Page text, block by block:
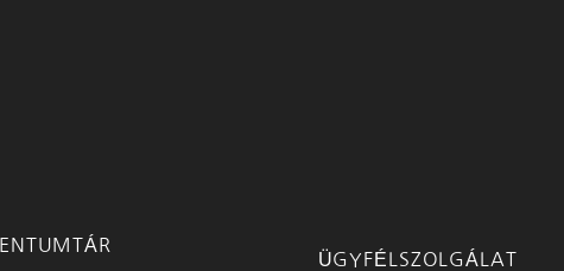
ÜGYFÉLSZOLGÁLAT